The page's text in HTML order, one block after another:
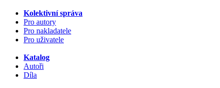
Kolektivní správa
Pro autory
Pro nakladatele
Pro uživatele
Katalog
Autoři
Díla